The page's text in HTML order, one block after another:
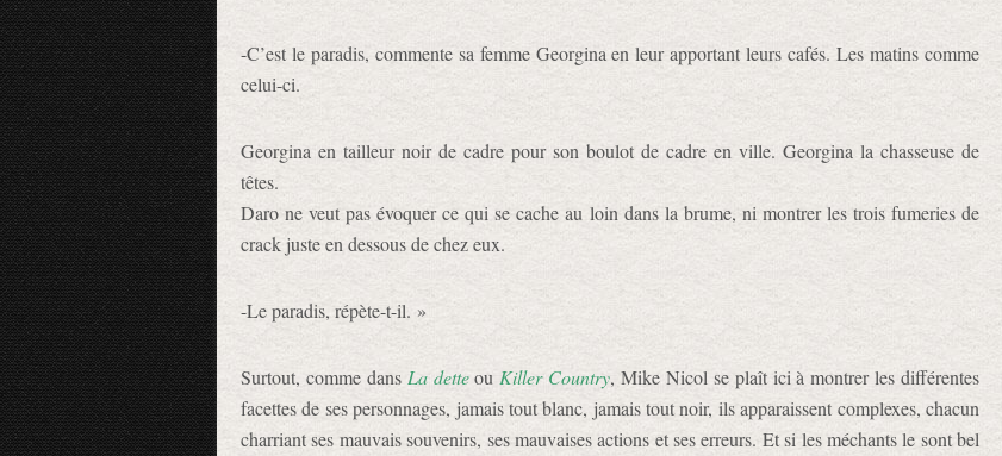
-C’est le paradis, commente sa femme Georgina en leur apportant leurs cafés. Les matins comme
celui-ci.
Georgina en tailleur noir de cadre pour son boulot de cadre en ville. Georgina la chasseuse de
têtes.
Daro ne veut pas évoquer ce qui se cache au loin dans la brume, ni montrer les trois fumeries de
crack juste en dessous de chez eux.
-Le paradis, répète-t-il. »
Surtout, comme dans La detteou Killer Country, Mike Nicol se plaît ici à montrer les différentes
facettes de ses personnages, jamais tout blanc, jamais tout noir, ils apparaissent complexes, chacun
charriant ses mauvais souvenirs, ses mauvaises actions et ses erreurs. Et si les méchants le sont bel